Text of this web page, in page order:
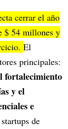
cerrar el año
$ 54 millones y
El
principales:
fortalecimiento
y el
e
de